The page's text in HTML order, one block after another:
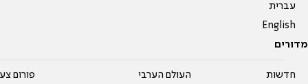
עברית
English
מדורים
חדשות העולם הערבי פורום